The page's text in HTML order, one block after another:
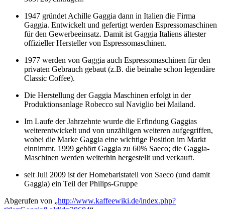
1947 gründet Achille Gaggia dann in Italien die Firma
Gaggia. Entwickelt und gefertigt werden Espressomaschinen
für den Gewerbeeinsatz. Damit ist Gaggia Italiens ältester
offizieller Hersteller von Espressomaschinen.
1977 werden von Gaggia auch Espressomaschinen für den
privaten Gebrauch gebaut (z.B. die beinahe schon legendäre
Classic Coffee).
Die Herstellung der Gaggia Maschinen erfolgt in der
Produktionsanlage Robecco sul Naviglio bei Mailand.
Im Laufe der Jahrzehnte wurde die Erfindung Gaggias
weiterentwickelt und von unzähligen weiteren aufgegriffen,
wobei die Marke Gaggia eine wichtige Position im Markt
einnimmt. 1999 gehört Gaggia zu 60% Saeco; die Gaggia-
Maschinen werden weiterhin hergestellt und verkauft.
seit Juli 2009 ist der Homebaristateil von Saeco (und damit
Gaggia) ein Teil der Philips-Gruppe
Abgerufen von „http://www.kaffeewiki.de/index.php?